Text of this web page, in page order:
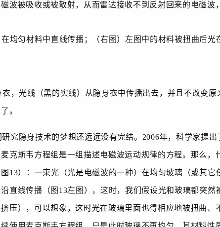
波被吸收或被散射，从而雷达接收不到反射回来的电磁波
均匀材料中直线传播；（右图）左图中的材料被扭曲后光
衣，光线（黑的实线）从隐身衣中传播出去，并且不改变
。
究隐身技术的梦想还远远没有完结。 2006年，科学家提出
克斯韦方程组是一组描述电磁波运动规律的方程。那么，
13）：一束光（光是电磁波的一种）在均匀玻璃（或其它
直线传播（图 13左图），这时，我们假设光和玻璃都突然
压），可以想象，这时光在玻璃里面也得相应地被扭曲、